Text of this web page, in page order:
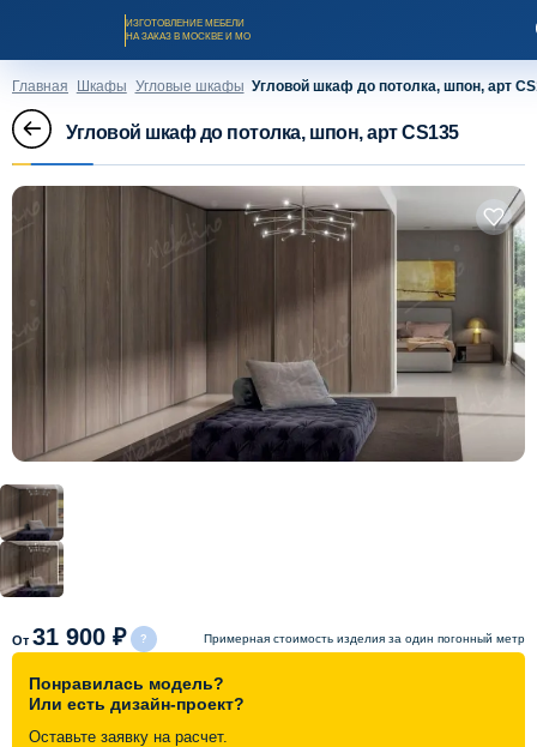
ИЗГОТОВЛЕНИЕ МЕБЕЛИ
НА ЗАКАЗ В МОСКВЕ И МО
Заказать звонок
О компании
Оплата и доставка
Рассрочка и кредит
Схема работы
Акции и скидки
Портфолио
Главная Шкафы Угловые шкафы Угловой шкаф до потолка, шпон, арт
Угловой шкаф до потолка, шпон, арт CS135
От 31 900 ₽ Примерная стоимость изделия за один погонный метр
Понравилась модель?
Или есть дизайн-проект?
Оставьте заявку на расчет.